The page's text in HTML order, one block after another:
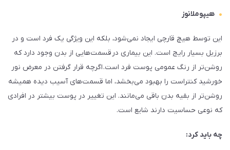
هیپوملانوز
این توسط هیچ قارچی ایجاد نمی‌شود، بلکه این ویژگی یک فرد است و در
برزیل بسیار رایج است. این بیماری در قسمت‌هایی از بدن وجود دارد که
روشن‌تر از رنگ عمومی پوست فرد است. اگرچه قرار گرفتن در معرض نور
خورشید کنتراست را بهبود می‌بخشد، اما قسمت‌های آسیب دیده همیشه
روشن‌تر از بقیه بدن باقی می‌مانند. این تغییر در پوست بیشتر در افرادی
که نوعی حساسیت دارند شایع است.
چه باید کرد: